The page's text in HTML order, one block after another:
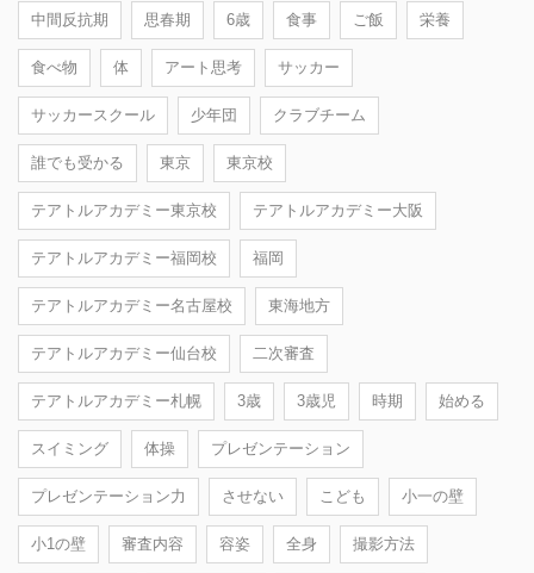
中間反抗期 思春期 6歳 食事 ご飯 栄養
食べ物 体 アート思考 サッカー
サッカースクール 少年団 クラブチーム
誰でも受かる 東京 東京校
テアトルアカデミー東京校 テアトルアカデミー大阪
テアトルアカデミー福岡校 福岡
テアトルアカデミー名古屋校 東海地方
テアトルアカデミー仙台校 二次審査
テアトルアカデミー札幌 3歳 3歳児 時期 始める
スイミング 体操 プレゼンテーション
プレゼンテーション力 させない こども 小一の壁
小1の壁 審査内容 容姿 全身 撮影方法